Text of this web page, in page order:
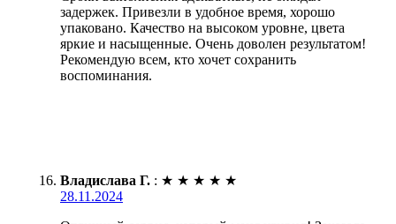
задержек. Привезли в удобное время, хорошо
упаковано. Качество на высоком уровне, цвета
яркие и насыщенные. Очень доволен результатом!
Рекомендую всем, кто хочет сохранить
воспоминания.
Владислава Г. : ★ ★ ★ ★ ★
28.11.2024